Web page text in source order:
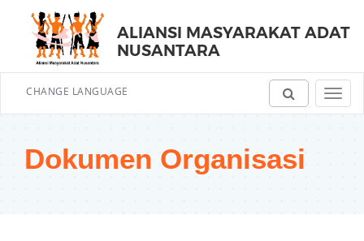
ALIANSI MASYARAKAT ADAT
NUSANTARA
CHANGE LANGUAGE
Dokumen Organisasi